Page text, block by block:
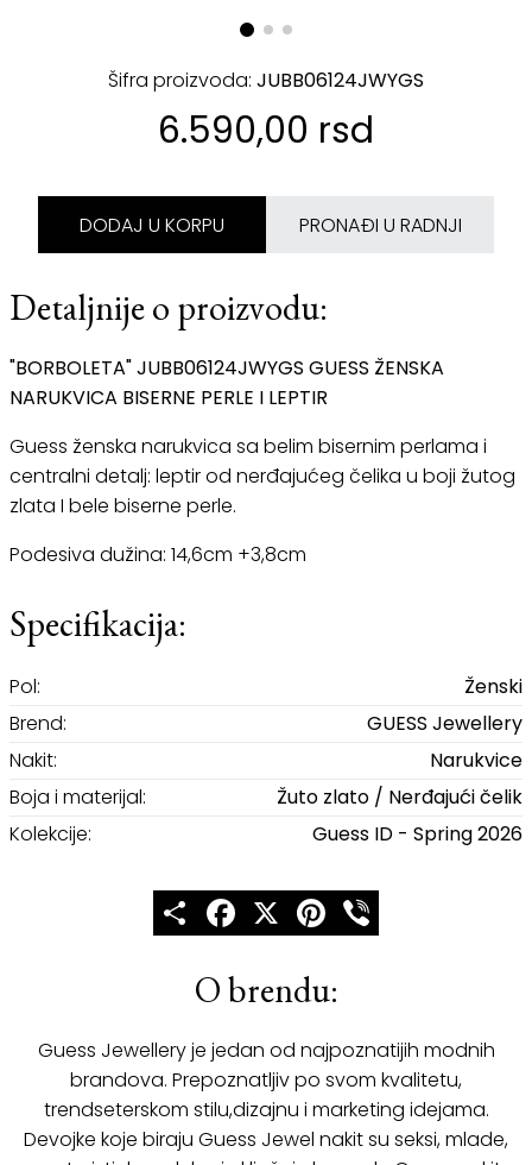
Šifra proizvoda: JUBB06124JWYGS
6.590,00 rsd
DODAJ U KORPU PRONAĐI U RADNJI
Detaljnije o proizvodu:
"BORBOLETA" JUBB06124JWYGS GUESS ŽENSKA
NARUKVICA BISERNE PERLE I LEPTIR
Guess ženska narukvica sa belim bisernim perlama i
centralni detalj: leptir od nerđajućeg čelika u boji žutog
zlata I bele biserne perle.
Podesiva dužina: 14,6cm +3,8cm
Specifikacija:
Pol:
Ženski
Brend:
GUESS Jewellery
Nakit:
Narukvice
Boja i materijal:
Žuto zlato / Nerđajući čelik
Kolekcije:
Guess ID - Spring 2026
ShareFacebook
X Pinterest
O brendu:
Guess Jewellery je jedan od najpoznatijih modnih
brandova. Prepoznatljiv po svom kvalitetu,
trendseterskom stilu,dizajnu i marketing idejama.
Devojke koje biraju Guess Jewel nakit su seksi, mlade,